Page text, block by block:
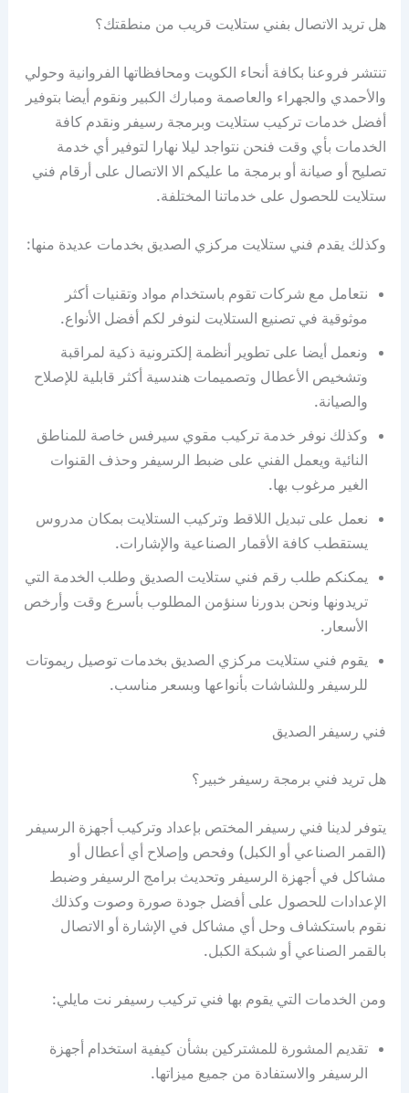
هل تريد الاتصال بفني ستلايت قريب من منطقتك؟
تنتشر فروعنا بكافة أنحاء الكويت ومحافظاتها الفروانية وحولي
والأحمدي والجهراء والعاصمة ومبارك الكبير ونقوم أيضا بتوفير
أفضل خدمات تركيب ستلايت وبرمجة رسيفر ونقدم كافة
الخدمات بأي وقت فنحن نتواجد ليلا نهارا لتوفير أي خدمة
تصليح أو صيانة أو برمجة ما عليكم الا الاتصال على أرقام فني
ستلايت للحصول على خدماتنا المختلفة.
وكذلك يقدم فني ستلايت مركزي الصديق بخدمات عديدة منها:
نتعامل مع شركات تقوم باستخدام مواد وتقنيات أكثر
موثوقية في تصنيع الستلايت لنوفر لكم أفضل الأنواع.
ونعمل أيضا على تطوير أنظمة إلكترونية ذكية لمراقبة
وتشخيص الأعطال وتصميمات هندسية أكثر قابلية للإصلاح
والصيانة.
وكذلك نوفر خدمة تركيب مقوي سيرفس خاصة للمناطق
النائية ويعمل الفني على ضبط الرسيفر وحذف القنوات
الغير مرغوب بها.
نعمل على تبديل اللاقط وتركيب الستلايت بمكان مدروس
يستقطب كافة الأقمار الصناعية والإشارات.
يمكنكم طلب رقم فني ستلايت الصديق وطلب الخدمة التي
تريدونها ونحن بدورنا سنؤمن المطلوب بأسرع وقت وأرخص
الأسعار.
يقوم فني ستلايت مركزي الصديق بخدمات توصيل ريموتات
للرسيفر وللشاشات بأنواعها وبسعر مناسب.
فني رسيفر الصديق
هل تريد فني برمجة رسيفر خبير؟
يتوفر لدينا فني رسيفر المختص بإعداد وتركيب أجهزة الرسيفر
(القمر الصناعي أو الكبل) وفحص وإصلاح أي أعطال أو
مشاكل في أجهزة الرسيفر وتحديث برامج الرسيفر وضبط
الإعدادات للحصول على أفضل جودة صورة وصوت وكذلك
نقوم باستكشاف وحل أي مشاكل في الإشارة أو الاتصال
بالقمر الصناعي أو شبكة الكبل.
ومن الخدمات التي يقوم بها فني تركيب رسيفر نت مايلي:
تقديم المشورة للمشتركين بشأن كيفية استخدام أجهزة
الرسيفر والاستفادة من جميع ميزاتها.